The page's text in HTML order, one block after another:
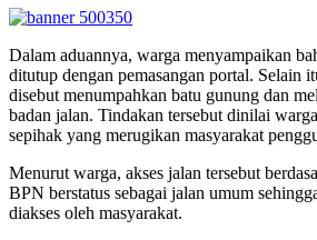
Dalam aduannya, warga menyampaikan
ditutup dengan pemasangan portal. Selain
disebut menumpahkan batu gunung dan
badan jalan. Tindakan tersebut dinilai
sepihak yang merugikan masyarakat
Menurut warga, akses jalan tersebut
BPN berstatus sebagai jalan umum
diakses oleh masyarakat.